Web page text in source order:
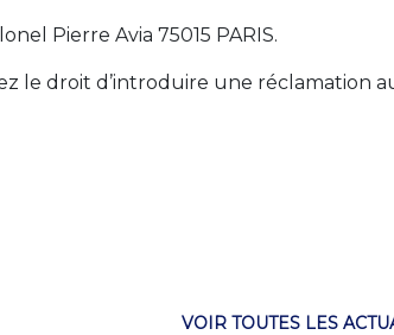
Pierre Avia 75015 PARIS.
le droit d’introduire une réclamation
VOIR TOUTES LES